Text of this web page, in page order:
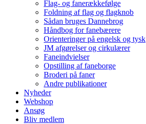
Flag- og fanerækkefølge
Foldning af flag og flagknob
Sådan bruges Dannebrog
Håndbog for fanebærere
Orienteringer på engelsk og tysk
JM afgørelser og cirkulærer
Faneindvielser
Opstilling af faneborge
Broderi på faner
Andre publikationer
Nyheder
Webshop
Ansøg
Bliv medlem